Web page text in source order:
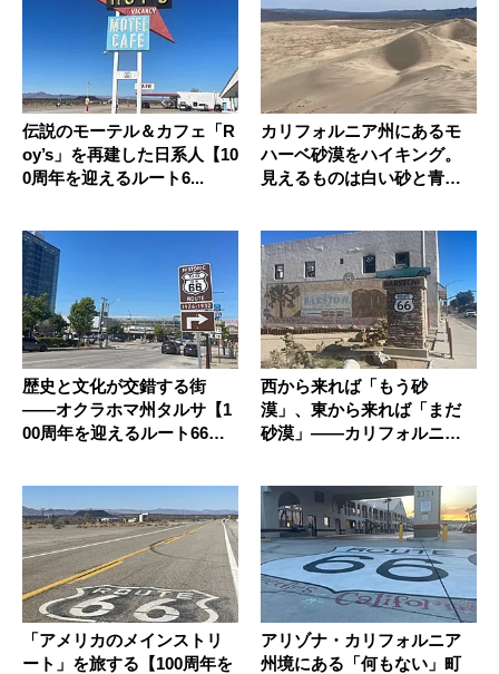
伝説のモーテル＆カフェ「R
oy’s」を再建した日系人【10
0周年を迎えるルート6...
カリフォルニア州にあるモ
ハーベ砂漠をハイキング。
見えるものは白い砂と青い
歴史と文化が交錯する街
——オクラホマ州タルサ【1
00周年を迎えるルート66の
西から来れば「もう砂
漠」、東から来れば「まだ
砂漠」——カリフォルニア
「アメリカのメインストリ
ート」を旅する【100周年を
アリゾナ・カリフォルニア
州境にある「何もない」町